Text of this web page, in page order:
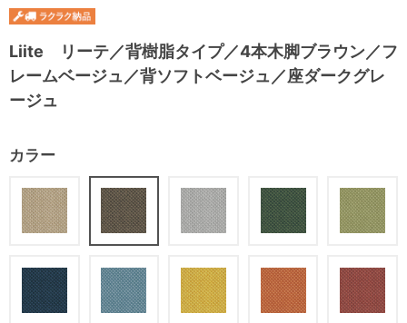
Liite リーテ／背樹脂タイプ／4本木脚ブラウン／フ
レームベージュ／背ソフトベージュ／座ダークグレ
ージュ
カラー